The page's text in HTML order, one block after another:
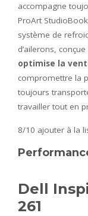
accompagne
ProArt
système de
d’ailerons,
optimise la
compromettre la
toujours
travailler tout en
8/10 ajouter à la
Dell
261